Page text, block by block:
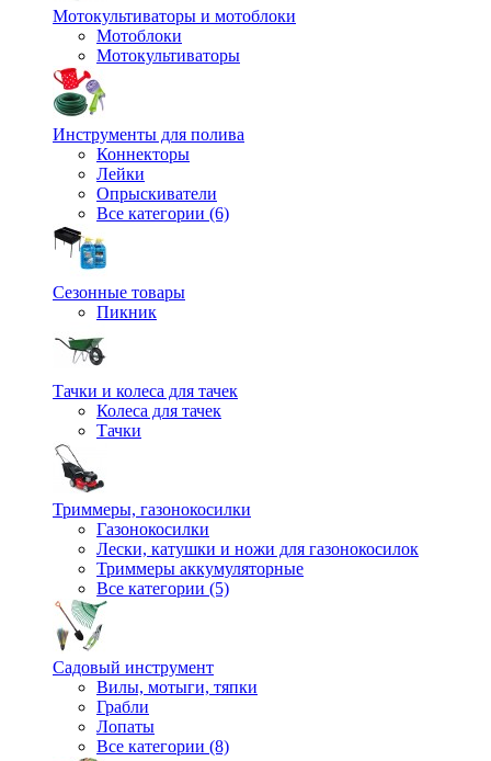
Мотокультиваторы и мотоблоки
Мотоблоки
Мотокультиваторы
Инструменты для полива
Коннекторы
Лейки
Опрыскиватели
Все категории (6)
Сезонные товары
Пикник
Тачки и колеса для тачек
Колеса для тачек
Тачки
Триммеры, газонокосилки
Газонокосилки
Лески, катушки и ножи для газонокосилок
Триммеры аккумуляторные
Все категории (5)
Садовый инструмент
Вилы, мотыги, тяпки
Грабли
Лопаты
Все категории (8)